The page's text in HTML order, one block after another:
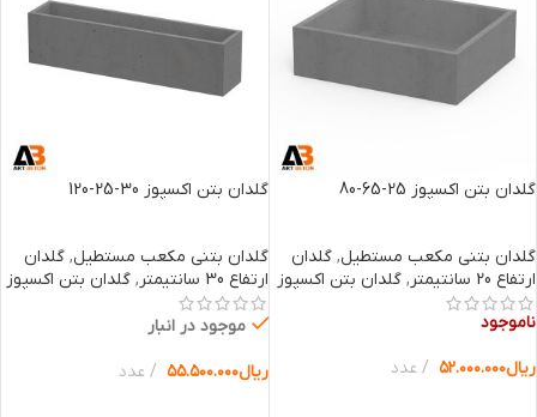
گلدان بتن اکسپوز 25-65-80
گلدان بتنی مکعب مستطیل, گلدان
ارتفاع 20 سانتیمتر
, گلدان بتن اکسپوز
ناموجود
ریال۵۲.۰۰۰.۰۰۰ عدد
گلدان بتن اکسپوز 30-25-120
گلدان بتنی مکعب مستطیل, گلدان
ارتفاع 30 سانتیمتر
, گلدان بتن اکسپوز
موجود در انبار
ریال۵۵.۵۰۰.۰۰۰ عدد